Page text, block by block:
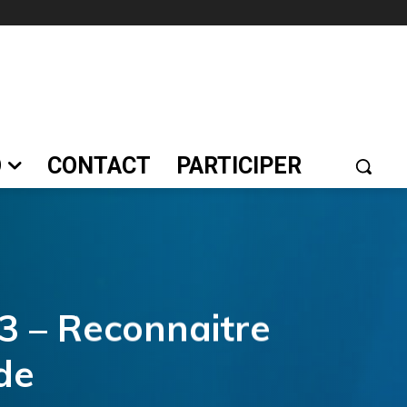
CONTACT PARTICIPER
– Reconnaitre